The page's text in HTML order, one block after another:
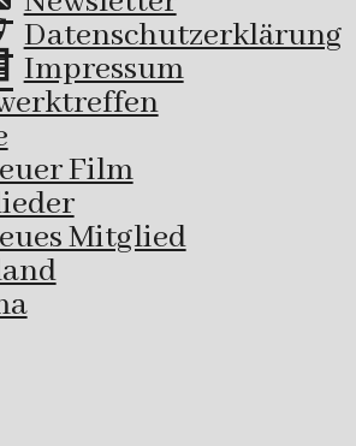
Datenschutzerklärung
Impressum
Film
Mitglied